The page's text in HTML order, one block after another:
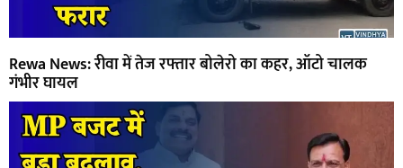
Rewa News: रीवा में तेज रफ्तार बोलेरो का कहर, ऑटो चालक
गंभीर घायल